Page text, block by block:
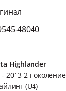
48040
Highlander
- 2013 2 поколение
(U4)